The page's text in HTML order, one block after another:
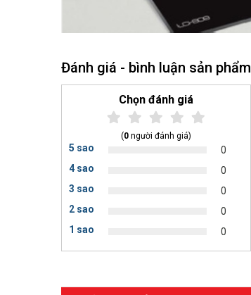
Đánh giá - bình luận sản phẩm
Chọn đánh giá
(0 người đánh giá)
5 sao
0
4 sao
0
3 sao
0
2 sao
0
1 sao
0